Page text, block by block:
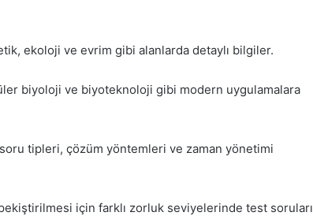
ekoloji ve evrim gibi alanlarda detaylı bilgiler.
biyoloji ve biyoteknoloji gibi modern uygulamalara
soru tipleri, çözüm yöntemleri ve zaman yönetimi
için farklı zorluk seviyelerinde test soruları